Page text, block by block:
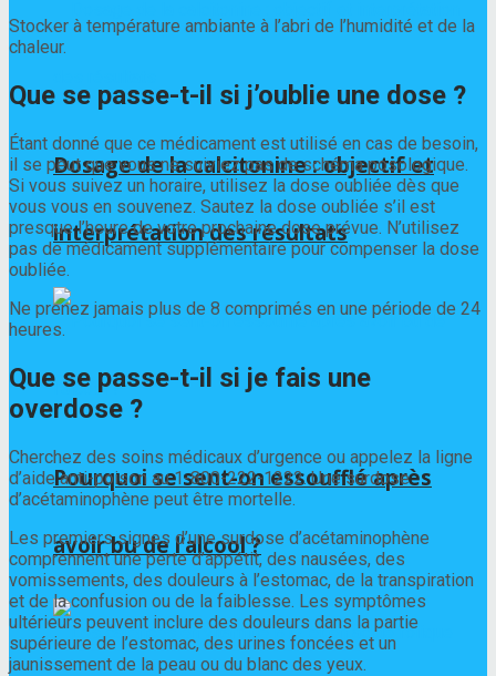
Dosage de la calcitonine : objectif et
interprétation des résultats
Pourquoi se sent-on essoufflé après
avoir bu de l’alcool ?
Stocker à température ambiante à l’abri de l’humidité et de la
chaleur.
Que se passe-t-il si j’oublie une dose ?
Étant donné que ce médicament est utilisé en cas de besoin,
il se peut que vous ne suiviez pas de schéma posologique.
Si vous suivez un horaire, utilisez la dose oubliée dès que
vous vous en souvenez. Sautez la dose oubliée s’il est
presque l’heure de votre prochaine dose prévue. N’utilisez
pas de médicament supplémentaire pour compenser la dose
oubliée.
Ne prenez jamais plus de 8 comprimés en une période de 24
heures.
Que se passe-t-il si je fais une
overdose ?
Cherchez des soins médicaux d’urgence ou appelez la ligne
d’aide anti-poison au 1-800-222-1222. Une surdose
d’acétaminophène peut être mortelle.
Les premiers signes d’une surdose d’acétaminophène
comprennent une perte d’appétit, des nausées, des
vomissements, des douleurs à l’estomac, de la transpiration
et de la confusion ou de la faiblesse. Les symptômes
ultérieurs peuvent inclure des douleurs dans la partie
supérieure de l’estomac, des urines foncées et un
jaunissement de la peau ou du blanc des yeux.